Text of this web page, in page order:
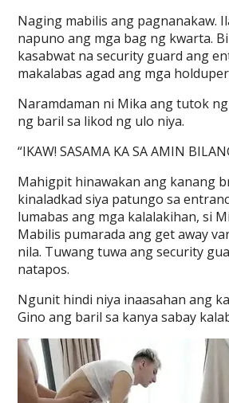
Naging mabilis ang pagnanakaw.
napuno ang mga bag ng kwarta.
kasabwat na security guard ang
makalabas agad ang mga
Naramdaman ni Mika ang tutok
ng baril sa likod ng ulo niya.
“IKAW! SASAMA KA SA AMIN
Mahigpit hinawakan ang kanang
kinaladkad siya patungo sa
lumabas ang mga kalalakihan, si
Mabilis pumarada ang get away
nila. Tuwang tuwa ang security
natapos.
Ngunit hindi niya inaasahan ang
Gino ang baril sa kanya sabay